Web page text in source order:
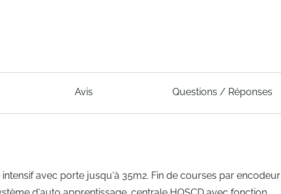
Avis Questions / Réponses
avec porte jusqu'à 35m2. Fin de courses par encodeur